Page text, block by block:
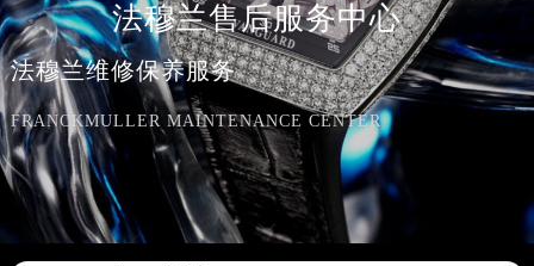
法穆兰售后服务中心
法穆兰维修保养服务
FRANCKMULLER MAINTENANCE CENTER